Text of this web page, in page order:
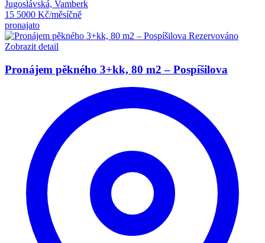
Jugoslávská, Vamberk
15 5000 Kč/měsíčně
pronajato
Rezervováno
Zobrazit detail
Pronájem pěkného 3+kk, 80 m2 – Pospíšilova